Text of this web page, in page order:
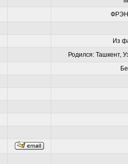
Из
Родился: Ташкент,